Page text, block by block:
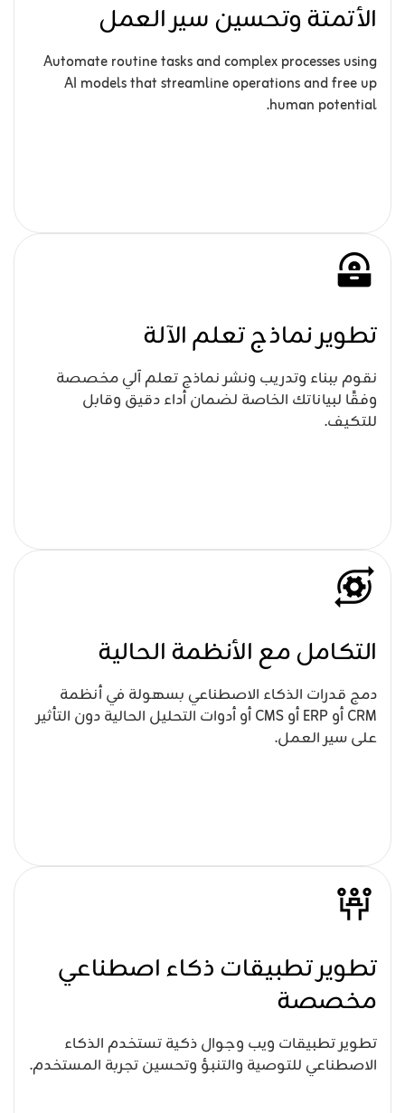
الأتمتة وتحسين سير العمل
Automate routine tasks and complex processes using
AI models that streamline operations and free up
human potential.
تطوير نماذج تعلم الآلة
نقوم ببناء وتدريب ونشر نماذج تعلم آلي مخصصة
وفقًا لبياناتك الخاصة لضمان أداء دقيق وقابل
للتكيف.
التكامل مع الأنظمة الحالية
دمج قدرات الذكاء الاصطناعي بسهولة في أنظمة
CRM أو ERP أو CMS أو أدوات التحليل الحالية دون التأثير
على سير العمل.
تطوير تطبيقات ذكاء اصطناعي
مخصصة
تطوير تطبيقات ويب وجوال ذكية تستخدم الذكاء
الاصطناعي للتوصية والتنبؤ وتحسين تجربة المستخدم.